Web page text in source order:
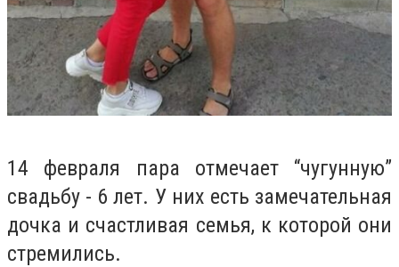
14 февраля пара отмечает “чугунную”
свадьбу - 6 лет. У них есть замечательная
дочка и счастливая семья, к которой они
стремились.